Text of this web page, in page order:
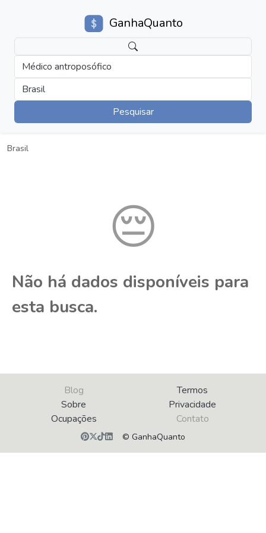
GanhaQuanto
Médico antroposófico
Brasil
Pesquisar
Brasil
😔
Não há dados disponíveis para
esta busca.
© GanhaQuanto
Blog
Sobre
Ocupações
Termos
Privacidade
Contato